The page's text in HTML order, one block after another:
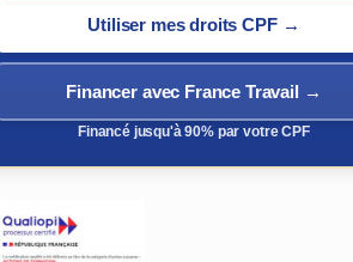
Utiliser mes droits CPF →
Financer avec France Travail →
Financé jusqu'à 90% par votre CPF